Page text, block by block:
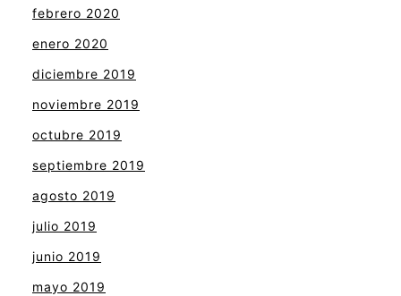
febrero 2020
enero 2020
diciembre 2019
noviembre 2019
octubre 2019
septiembre 2019
agosto 2019
julio 2019
junio 2019
mayo 2019